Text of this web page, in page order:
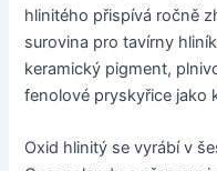
hlinitého přispívá ročně
surovina pro tavírny
keramický pigment,
fenolové pryskyřice jako
Oxid hlinitý se vyrábí v